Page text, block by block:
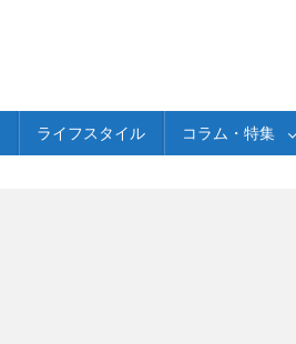
ライフスタイル コラム・特集